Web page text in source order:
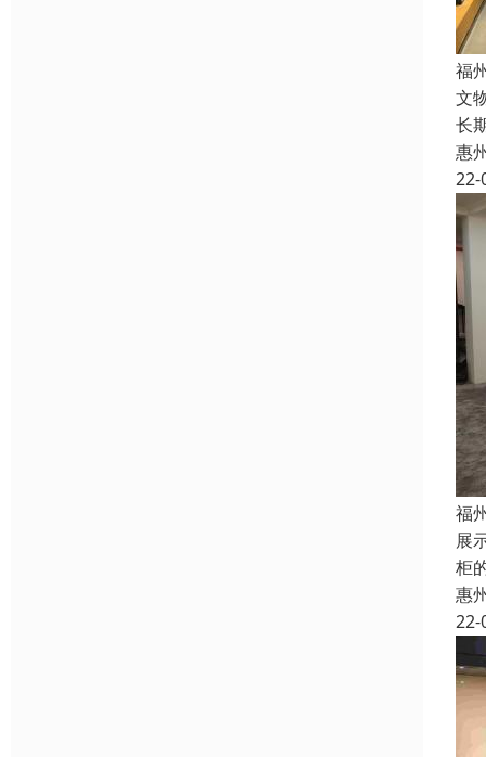
福
文
长
惠
22-
福
展
柜
惠
22-